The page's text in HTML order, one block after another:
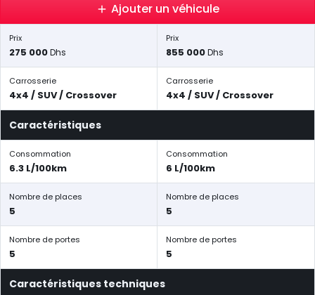
Ajouter un véhicule
Prix
275 000Dhs
Prix
855 000Dhs
Carrosserie
4x4 / SUV / Crossover
Carrosserie
4x4 / SUV / Crossover
Caractéristiques
Consommation
6.3 L/100km
Consommation
6 L/100km
Nombre de places
5
Nombre de places
5
Nombre de portes
5
Nombre de portes
5
Caractéristiques techniques